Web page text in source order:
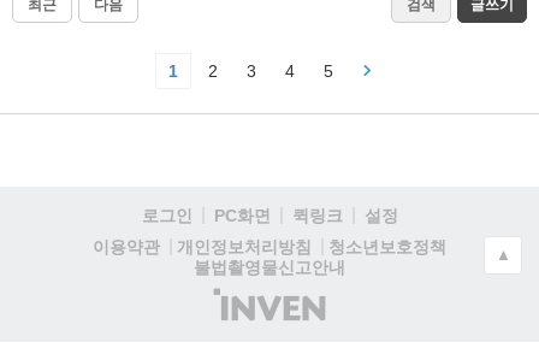
최근 다음 검색 글쓰기
1 2 3 4 5
로그인 PC화면 퀵링크
설정
이용약관
개인정보처리방침
청소년보호정책
불법촬영물신고안내
(주)
인
▲